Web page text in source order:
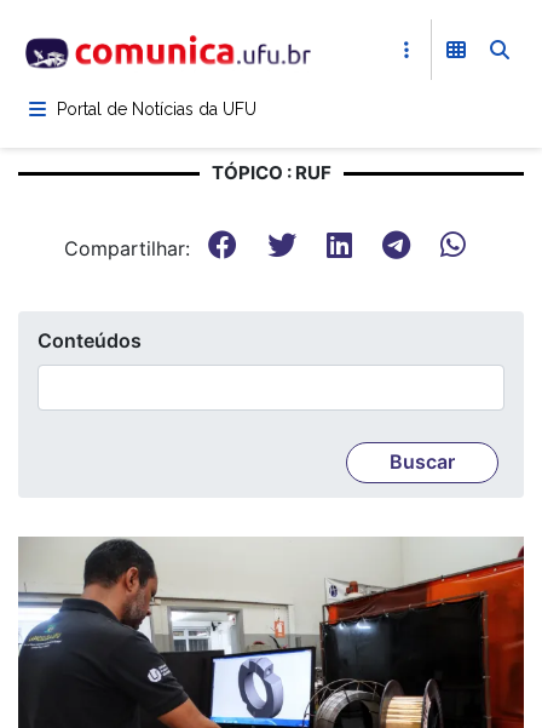
para
conteúdoPortal de Notícias da UFU
TÓPICO : RUF
Compartilhar:
Conteúdos